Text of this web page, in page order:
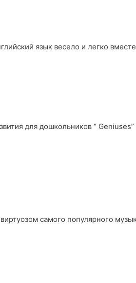
язык весело и легко вместе
для дошкольников “
самого популярного